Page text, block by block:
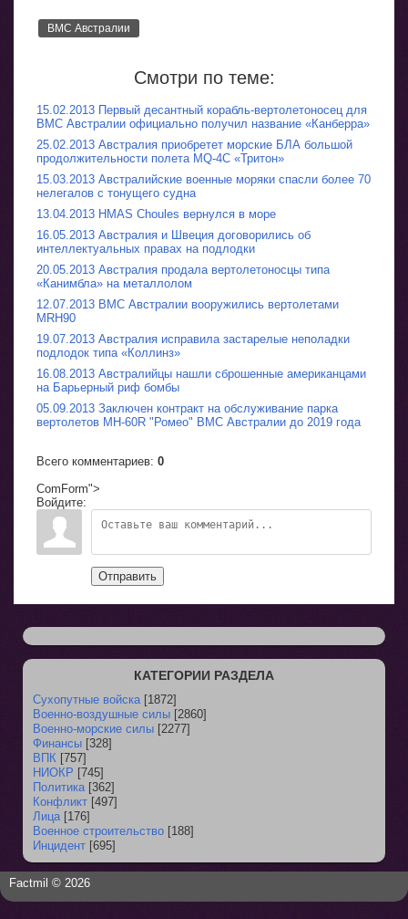
ВМС Австралии
Смотри по теме:
15.02.2013 Первый десантный корабль-вертолетоносец для
ВМС Австралии официально получил название «Канберра»
25.02.2013 Австралия приобретет морские БЛА большой
продолжительности полета MQ-4С «Тритон»
15.03.2013 Австралийские военные моряки спасли более 70
нелегалов с тонущего судна
13.04.2013 HMAS Choules вернулся в море
16.05.2013 Австралия и Швеция договорились об
интеллектуальных правах на подлодки
20.05.2013 Австралия продала вертолетоносцы типа
«Канимбла» на металлолом
12.07.2013 ВМС Австралии вооружились вертолетами
MRH90
19.07.2013 Австралия исправила застарелые неполадки
подлодок типа «Коллинз»
16.08.2013 Австралийцы нашли сброшенные американцами
на Барьерный риф бомбы
05.09.2013 Заключен контракт на обслуживание парка
вертолетов MH-60R "Ромео" ВМС Австралии до 2019 года
Всего комментариев: 0
ComForm">
Войдите:
Отправить
КАТЕГОРИИ РАЗДЕЛА
Сухопутные войска [1872]
Военно-воздушные силы [2860]
Военно-морские силы [2277]
Финансы [328]
ВПК [757]
НИОКР [745]
Политика [362]
Конфликт [497]
Лица [176]
Военное строительство [188]
Инцидент [695]
Factmil © 2026